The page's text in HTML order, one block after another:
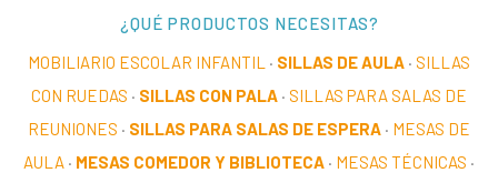
¿QUÉ PRODUCTOS NECESITAS?
MOBILIARIO ESCOLAR INFANTIL · SILLAS DE AULA · SILLAS
CON RUEDAS · SILLAS CON PALA · SILLAS PARA SALAS DE
REUNIONES · SILLAS PARA SALAS DE ESPERA · MESAS DE
AULA · MESAS COMEDOR Y BIBLIOTECA · MESAS TÉCNICAS ·